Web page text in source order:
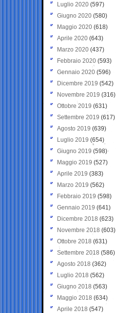
Luglio 2020 (597)
Giugno 2020 (580)
Maggio 2020 (618)
Aprile 2020 (643)
Marzo 2020 (437)
Febbraio 2020 (593)
Gennaio 2020 (596)
Dicembre 2019 (542)
Novembre 2019 (316)
Ottobre 2019 (631)
Settembre 2019 (617)
Agosto 2019 (639)
Luglio 2019 (654)
Giugno 2019 (598)
Maggio 2019 (527)
Aprile 2019 (383)
Marzo 2019 (562)
Febbraio 2019 (598)
Gennaio 2019 (641)
Dicembre 2018 (623)
Novembre 2018 (603)
Ottobre 2018 (631)
Settembre 2018 (586)
Agosto 2018 (362)
Luglio 2018 (562)
Giugno 2018 (563)
Maggio 2018 (634)
Aprile 2018 (547)